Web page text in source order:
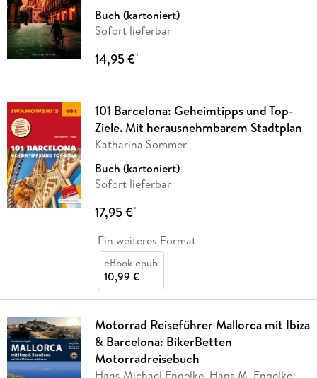
Buch (kartoniert)
Sofort lieferbar
14,95 €*
101 Barcelona: Geheimtipps und Top-
Ziele. Mit herausnehmbarem Stadtplan
Katharina Sommer
Buch (kartoniert)
Sofort lieferbar
17,95 €*
Ein weiteres Format
eBook epub
10,99 €
Motorrad Reiseführer Mallorca mit Ibiza
& Barcelona: BikerBetten
Motorradreisebuch